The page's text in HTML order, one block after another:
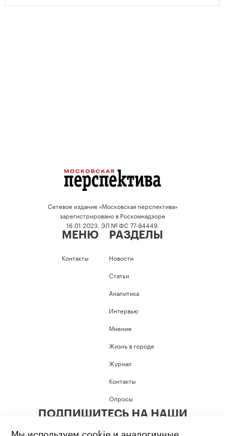
Сетевое издание «Московская перспектива»
зарегистрировано в Роскомнадзоре
16.01.2023, ЭЛ № ФС 77-84449.
МЕНЮ
Контакты
РАЗДЕЛЫ
Новости
Статьи
Аналитика
Интервью
Мнение
Жизнь в городе
Журнал
Контакты
Опросы
ПОДПИШИТЕСЬ НА НАШИ
Мы используем cookie и аналогичные